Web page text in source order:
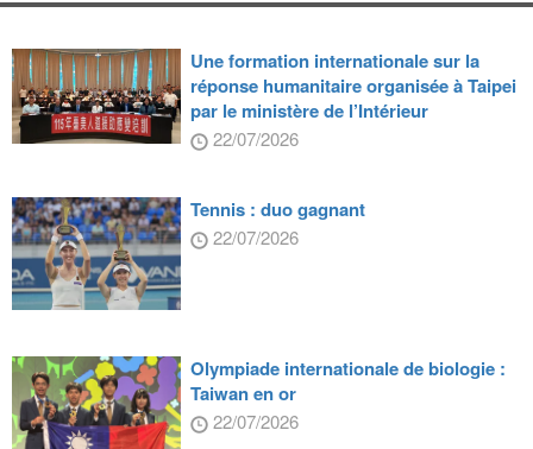
Une formation internationale sur la
réponse humanitaire organisée à Taipei
par le ministère de l’Intérieur
22/07/2026
Tennis : duo gagnant
22/07/2026
Olympiade internationale de biologie :
Taiwan en or
22/07/2026